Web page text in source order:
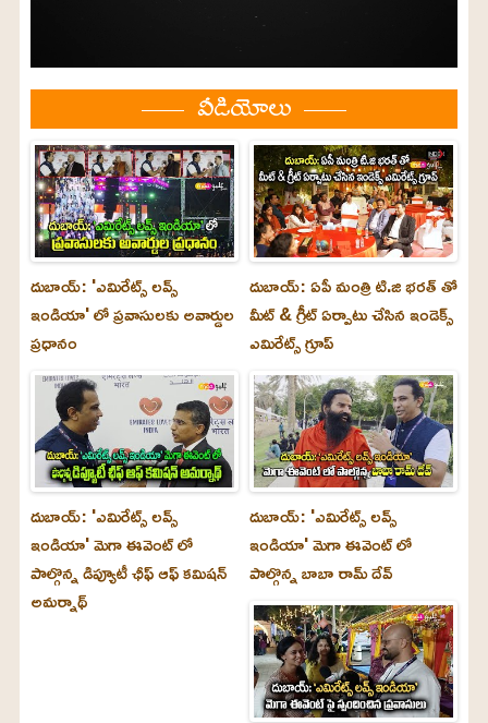
వీడియోలు
దుబాయ్: 'ఎమిరేట్స్ లవ్స్
ఇండియా' లో ప్రవాసులకు అవార్డుల
ప్రధానం
దుబాయ్: ఏపీ మంత్రి టి.జి భరత్ తో
మీట్ & గ్రీట్ ఏర్పాటు చేసిన ఇండెక్స్
ఎమిరేట్స్ గ్రూప్
దుబాయ్‌: 'ఎమిరేట్స్ లవ్స్
ఇండియా' మెగా ఈవెంట్ లో
పాల్గొన్న డిప్యూటీ ఛీఫ్ ఆఫ్ కమిషన్
అమర్నాథ్
దుబాయ్‌: 'ఎమిరేట్స్ లవ్స్
ఇండియా' మెగా ఈవెంట్ లో
పాల్గొన్న బాబా రామ్ దేవ్